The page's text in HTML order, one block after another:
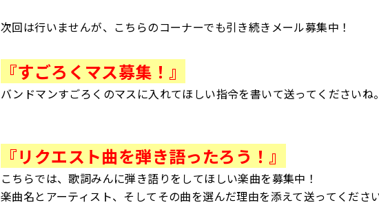
次回は行いませんが、こちらのコーナーでも引き続きメール募集中！
『すごろくマス募集！』
バンドマンすごろくのマスに入れてほしい指令を書いて送ってくださいね。
『リクエスト曲を弾き語ったろう！』
こちらでは、歌詞みんに弾き語りをしてほしい楽曲を募集中！
楽曲名とアーティスト、そしてその曲を選んだ理由を添えて送ってくださ